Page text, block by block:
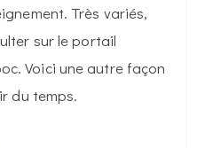
Très variés,
sur le portail
Voici une autre façon
du temps.